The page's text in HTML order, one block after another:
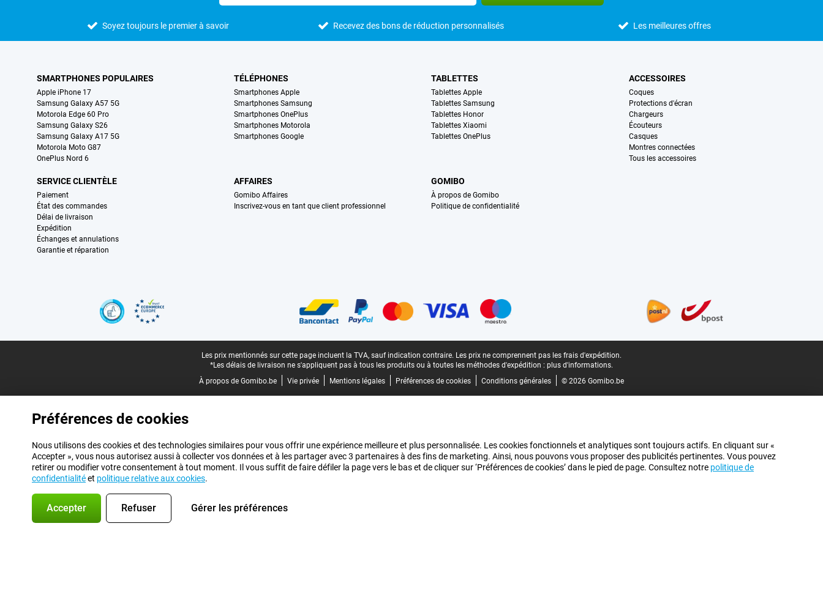
Soyez toujours le premier à savoir Recevez des bons de réduction personnalisés Les meilleures offres
SMARTPHONES POPULAIRES
Apple iPhone 17
Samsung Galaxy A57 5G
Motorola Edge 60 Pro
Samsung Galaxy S26
Samsung Galaxy A17 5G
Motorola Moto G87
OnePlus Nord 6
TÉLÉPHONES
Smartphones Apple
Smartphones Samsung
Smartphones OnePlus
Smartphones Motorola
Smartphones Google
TABLETTES
Tablettes Apple
Tablettes Samsung
Tablettes Honor
Tablettes Xiaomi
Tablettes OnePlus
ACCESSOIRES
Coques
Protections d'écran
Chargeurs
Écouteurs
Casques
Montres connectées
Tous les accessoires
SERVICE CLIENTÈLE
Paiement
État des commandes
Délai de livraison
Expédition
Échanges et annulations
Garantie et réparation
AFFAIRES
Gomibo Affaires
Inscrivez-vous en tant que client professionnel
GOMIBO
À propos de Gomibo
Politique de confidentialité
Les prix mentionnés sur cette page incluent la TVA, sauf indication contraire. Les prix ne comprennent pas les frais d'expédition.
*Les délais de livraison ne s'appliquent pas à tous les produits ou à toutes les méthodes d'expédition : plus d'informations.
À propos de Gomibo.be
Vie privée Mentions légales Préférences de cookies Conditions générales © 2026 Gomibo.be
Préférences de cookies
Nous utilisons des cookies et des technologies similaires pour vous offrir une expérience meilleure et plus personnalisée. Les cookies fonctionnels et analytiques sont toujours actifs. En cliquant sur «
Accepter », vous nous autorisez aussi à collecter vos données et à les partager avec 3 partenaires à des fins de marketing. Ainsi, nous pouvons vous proposer des publicités pertinentes. Vous pouvez
retirer ou modifier votre consentement à tout moment. Il vous suffit de faire défiler la page vers le bas et de cliquer sur ‘Préférences de cookies’ dans le pied de page. Consultez notre politique de
confidentialitéet politique relative aux cookies.
Accepter Refuser Gérer les préférences